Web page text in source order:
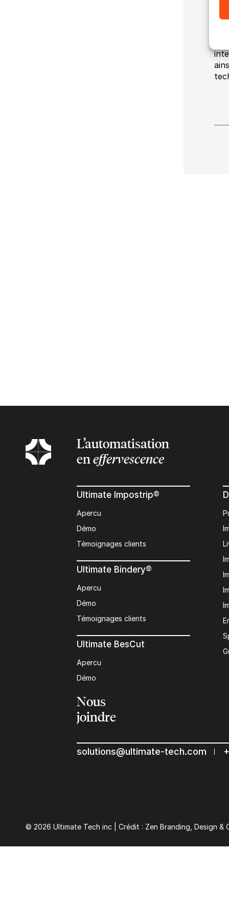
L’automatisation
eneffervescence
Ultimate Impostrip®
Apercu
Démo
Témoignages clients
Ultimate Bindery®
Apercu
Démo
Témoignages clients
Ultimate BesCut
Apercu
Démo
Nous
joindre
solutions@ultimate-tech.com
© 2026 Ultimate Tech inc | Crédit : Zen Branding, Design &